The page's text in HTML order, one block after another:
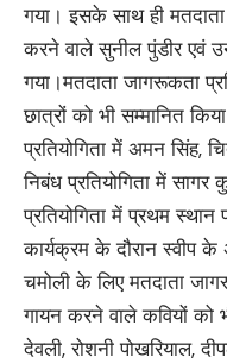
गया। इसके साथ ही
करने वाले सुनील पुंडीर एवं
गया।मतदाता जागरूकता
छात्रों को भी सम्मानित
प्रतियोगिता में अमन सिंह,
निबंध प्रतियोगिता में सागर
प्रतियोगिता में प्रथम स्थान
कार्यक्रम के दौरान स्वीप के
चमोली के लिए मतदाता
गायन करने वाले कवियों को
देवली, रोशनी पोखरियाल,